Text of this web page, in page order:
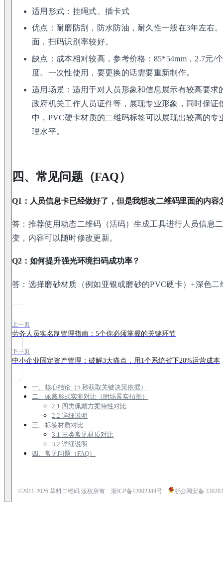
适用形式：挂绳式、插卡式
优点：耐磨防刮，防水防油，耐久性一般在3年左右
面，扫码识别率较好。
缺点：成本相对较高，参考价格：85*54mm，2.7元/
度。一次性使用，要更换的话需要重新制作。
适用场景：适用于对人员形象和信息展示有较高要
政府机关工作人员证件等，展现专业形象，同时保证
中，PVC硬卡材质的二维码标签可以展现出较高的
理水平。
四、常见问题（FAQ）
Q1：人员信息卡已经做好了，但是我想改二维码里面的内容
答：推荐使用动态二维码（活码）生成工具进行人员信息
变，内容可以随时修改更新。
Q2：如何提升强光环境扫码成功率？
答：选择磨砂材质（例如亚银或磨砂的PVC硬卡）+深色
上一页
劳务人员实名制管理指南：5个你必须掌握的关键环节
下一页
中小企业固定资产管理：破解3大痛点，用1个系统省下20%运营成本
一、核心结论（5 秒获取关键决策依据）
二、佩戴形式实测对比（附场景实拍图）
2.1 四类佩戴方案特性对比
2.2 详细说明
三、标签材质对比
3.1 三类常见材质对比
3.2 详细说明
四、常见问题（FAQ）
©2011-2026草料二维码 版权所有 浙ICP备12002384号 浙公网安备